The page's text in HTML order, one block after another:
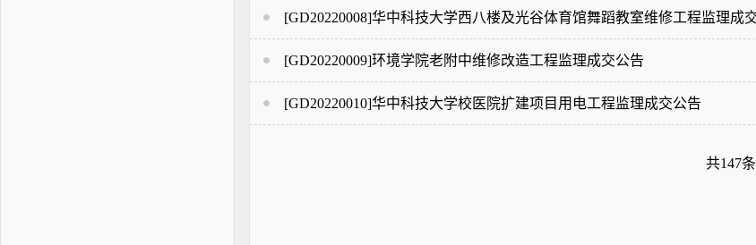
[GD20220008]华中科技大学西八楼及光谷体育馆舞蹈教室维修工程监理成
[GD20220009]环境学院老附中维修改造工程监理成交公告
[GD20220010]华中科技大学校医院扩建项目用电工程监理成交公告
共147